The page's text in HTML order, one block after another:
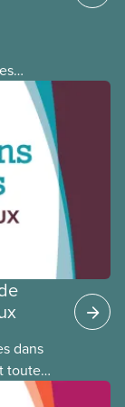
ce
dans
toute
cher,